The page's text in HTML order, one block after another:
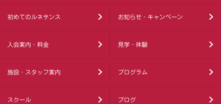
初めてのルネサンス お知らせ・キャンペーン
入会案内・料金 見学・体験
施設・スタッフ案内 プログラム
スクール ブログ